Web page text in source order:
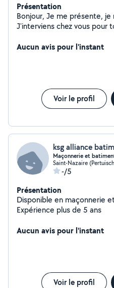
Présentation
Bonjour, Je me présente, je
J'interviens chez vous pour
cuisine, désherbage...
Aucun avis pour l'instant
Voir le profil
ksg alliance
Maçonnerie et
Saint-Nazaire
-/5
Présentation
Disponible en maçonnerie
Expérience plus de 5 ans
Aucun avis pour l'instant
Voir le profil